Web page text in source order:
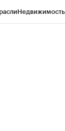
Недвижимость